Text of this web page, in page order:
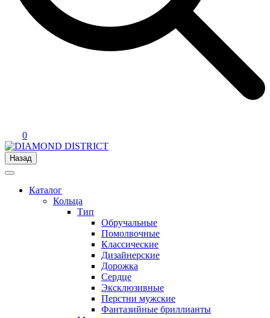
0
Назад
Каталог
Кольца
Тип
Обручальные
Помолвочные
Классические
Дизайнерские
Дорожка
Сердце
Эксклюзивные
Перстни мужские
Фантазийные бриллианты